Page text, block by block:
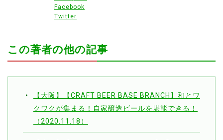
Facebook
Twitter
この著者の他の記事
【大阪】【CRAFT BEER BASE BRANCH】和とワ
クワクが集まる！自家醸造ビールを堪能できる！
（2020.11.18）